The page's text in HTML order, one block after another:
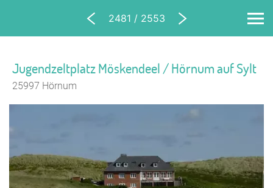
2481 / 2553
Jugendzeltplatz Möskendeel / Hörnum auf Sylt
25997 Hörnum